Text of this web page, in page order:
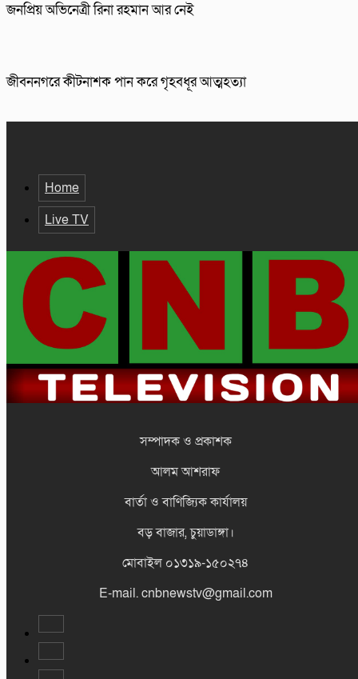
জনপ্রিয় অভিনেত্রী রিনা রহমান আর নেই
জীবননগরে কীটনাশক পান করে গৃহবধূর আত্মহত্যা
Home
Live TV
সম্পাদক ও প্রকাশক
আলম আশরাফ
বার্তা ও বাণিজ্যিক কার্যালয়
বড় বাজার, চুয়াডাঙ্গা।
মোবাইল ০১৩১৯-১৫০২৭৪
E-mail. cnbnewstv@gmail.com